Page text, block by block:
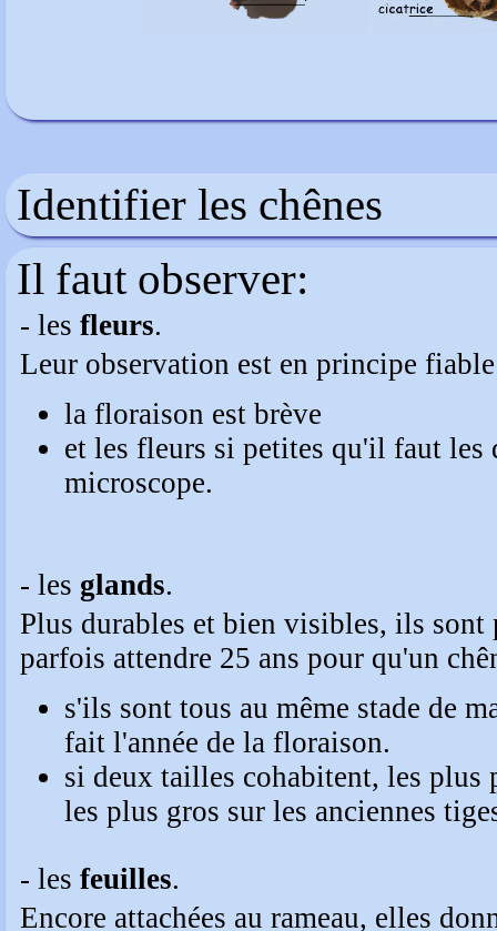
Identifier les chênes
Il faut observer:
- les fleurs.
Leur observation est en principe
la floraison est brève
et les fleurs si petites qu'il faut les
microscope.
- les glands.
Plus durables et bien visibles, ils
s'ils sont tous au même stade de
fait l'année de la floraison.
si deux tailles cohabitent, les plus
les plus gros sur les anciennes
- les feuilles.
Encore attachées au rameau, elles